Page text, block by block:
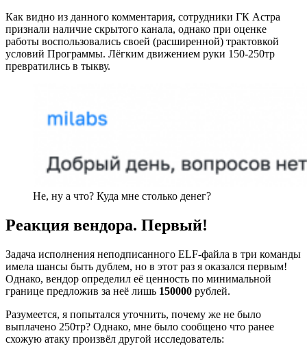
Как видно из данного комментария, сотрудники ГК Астра
признали наличие скрытого канала, однако при оценке
работы воспользовались своей (расширенной) трактовкой
условий Программы. Лёгким движением руки 150-250тр
превратились в тыкву.
Не, ну а что? Куда мне столько денег?
Реакция вендора. Первый!
Задача исполнения неподписанного ELF-файла в три команды
имела шансы быть дублем, но в этот раз я оказался первым!
Однако, вендор определил её ценность по минимальной
границе предложив за неё лишь 150000 рублей.
Разумеется, я попытался уточнить, почему же не было
выплачено 250тр? Однако, мне было сообщено что ранее
схожую атаку произвёл другой исследователь: